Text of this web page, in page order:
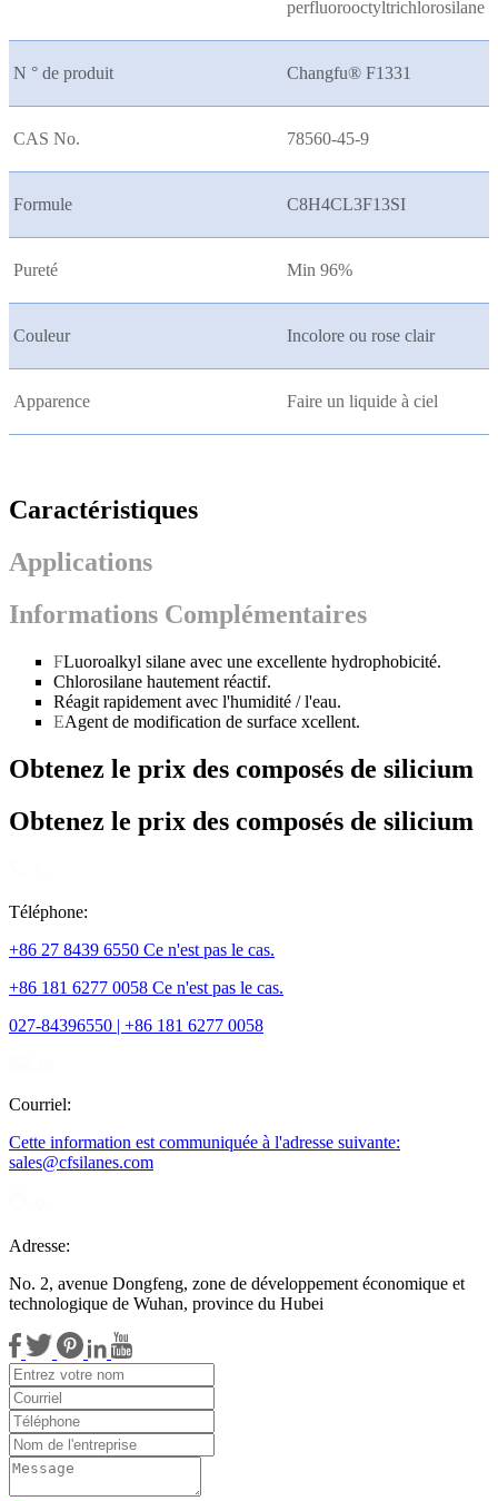
perfluorooctyltrichlorosilane
N ° de produit Changfu® F1331
CAS No. 78560-45-9
Formule C8H4CL3F13SI
Pureté Min 96%
Couleur Incolore ou rose clair
Apparence Faire un liquide à ciel
Caractéristiques
Applications
Informations Complémentaires
FLuoroalkyl silane avec une excellente hydrophobicité.
Chlorosilane hautement réactif.
Réagit rapidement avec l'humidité / l'eau.
EAgent de modification de surface xcellent.
Obtenez le prix des composés de silicium
Obtenez le prix des composés de silicium
Téléphone:
+86 27 8439 6550 Ce n'est pas le cas.
+86 181 6277 0058 Ce n'est pas le cas.
027-84396550 | +86 181 6277 0058
Courriel:
Cette information est communiquée à l'adresse suivante:
sales@cfsilanes.com
Adresse:
No. 2, avenue Dongfeng, zone de développement économique et
technologique de Wuhan, province du Hubei